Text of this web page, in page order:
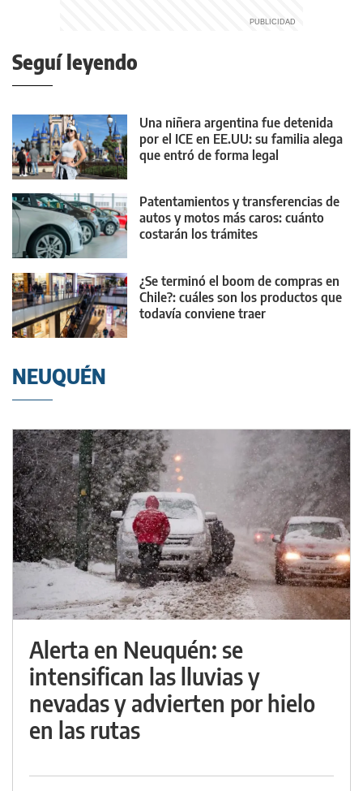
Seguí leyendo
Una niñera argentina fue detenida
por el ICE en EE.UU: su familia alega
que entró de forma legal
Patentamientos y transferencias de
autos y motos más caros: cuánto
costarán los trámites
¿Se terminó el boom de compras en
Chile?: cuáles son los productos que
todavía conviene traer
NEUQUÉN
Alerta en Neuquén: se
intensifican las lluvias y
nevadas y advierten por hielo
en las rutas